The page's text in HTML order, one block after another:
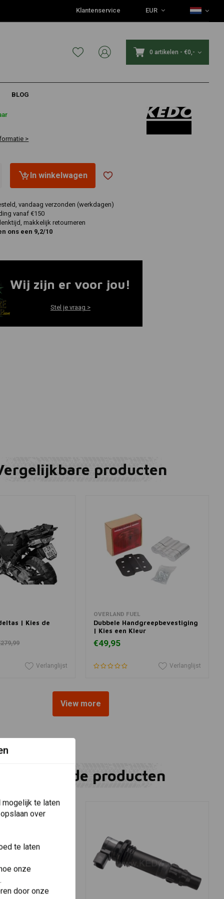
Klantenservice EUR
0 artikelen - €0,-
BLOG
€81,95
>
In winkelwagen
vandaag verzonden (werkdagen)
vanaf €150
makkelijk retourneren
ons een 9,2/10
Wij zijn er voor jou!
Stel je vraag >
producten
| Kies de
Verlanglijst
View more
OVERLAND FUEL
Dubbele Handgreepbevestiging
| Kies een Kleur
€49,95
Verlanglijst
View more
Gerelateerde producten
mogelijk te laten
over
te laten
onze
door onze